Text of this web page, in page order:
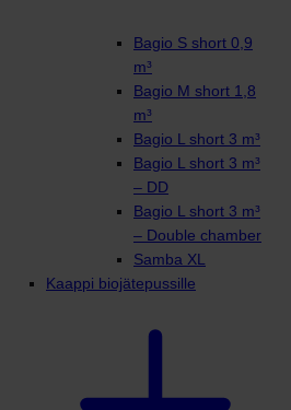
Bagio S short 0,9
m³
Bagio M short 1,8
m³
Bagio L short 3 m³
Bagio L short 3 m³
– DD
Bagio L short 3 m³
– Double chamber
Samba XL
Kaappi biojätepussille